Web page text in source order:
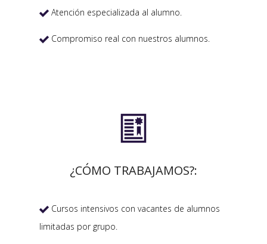
 Atención especializada al alumno.
 Compromiso real con nuestros alumnos.

¿CÓMO TRABAJAMOS?:
 Cursos intensivos con vacantes de alumnos
limitadas por grupo.